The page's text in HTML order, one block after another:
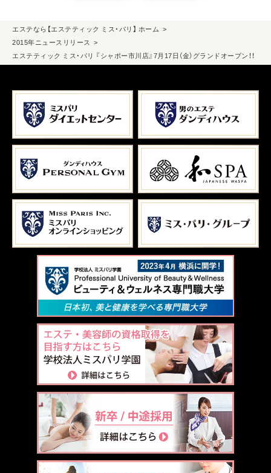
エステなら【エステティック ミス・パリ】 ホーム
2015年ニュースリリース
エステティック ミス・パリ 『シャポー市川店』7月17日（金）グランドオープン！！